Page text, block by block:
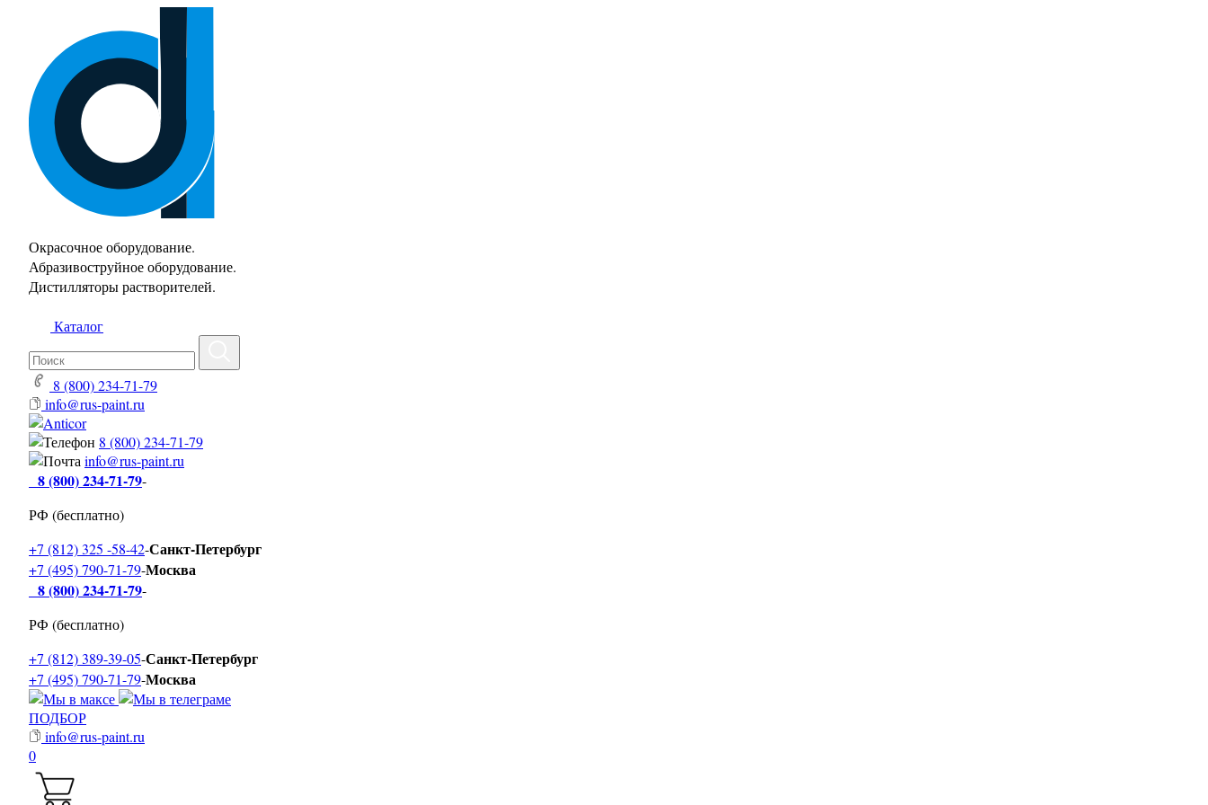
Окрасочное оборудование.
Абразивоструйное оборудование.
Дистилляторы растворителей.
Каталог
8 (800) 234-71-79
info@rus-paint.ru
8 (800) 234-71-79
info@rus-paint.ru
8 (800) 234-71-79-
РФ (бесплатно)
+7 (812) 325 -58-42-Санкт-Петербург
+7 (495) 790-71-79-Москва
8 (800) 234-71-79-
РФ (бесплатно)
+7 (812) 389-39-05-Санкт-Петербург
+7 (495) 790-71-79-Москва
ПОДБОР
info@rus-paint.ru
0